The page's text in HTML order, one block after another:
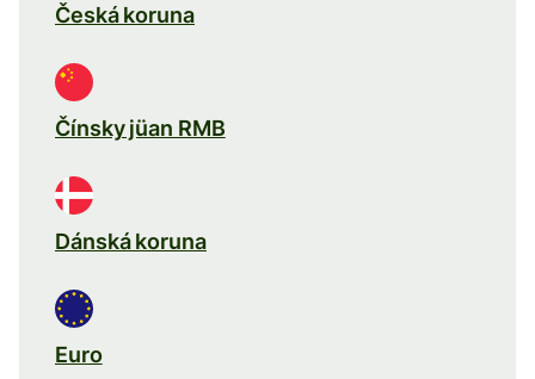
Česká koruna
Čínsky jüan RMB
Dánská koruna
Euro